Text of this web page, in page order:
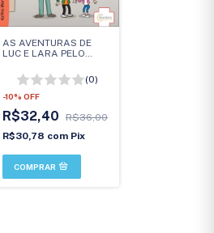
AS AVENTURAS DE
LUC E LARA PELO
PROFISSÕES: VISITA A
UM HOSPITAL
(0)
-10% OFF
R$32,40
R$36,00
R$30,78 com Pix